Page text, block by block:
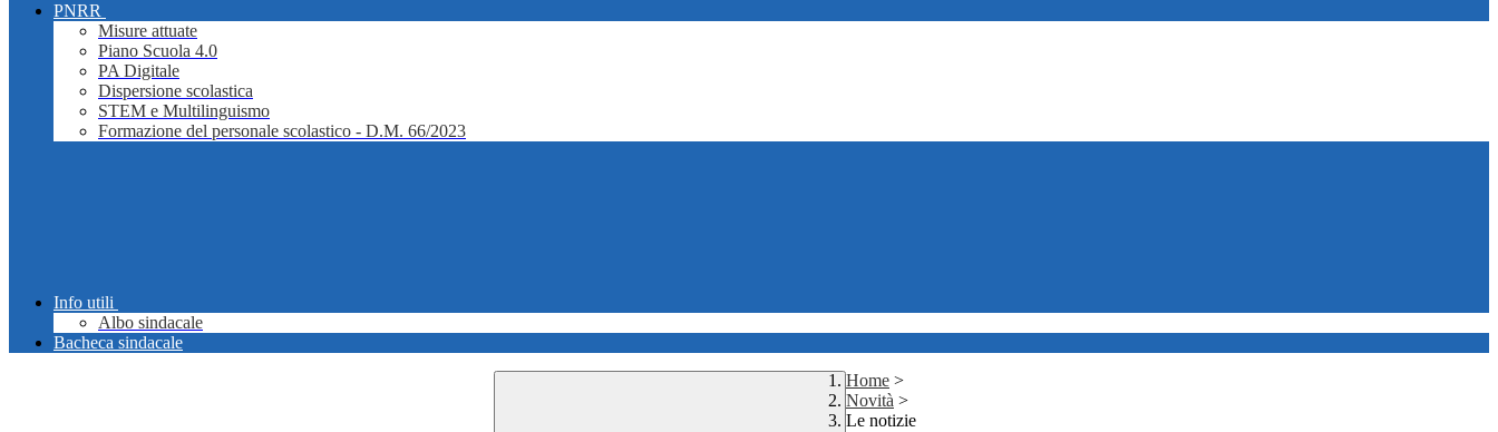
PNRR
Misure attuate
Piano Scuola 4.0
PA Digitale
Dispersione scolastica
STEM e Multilinguismo
Formazione del personale scolastico - D.M. 66/2023
Info utili
Albo sindacale
Bacheca sindacale
Home >
Novità >
Le notizie